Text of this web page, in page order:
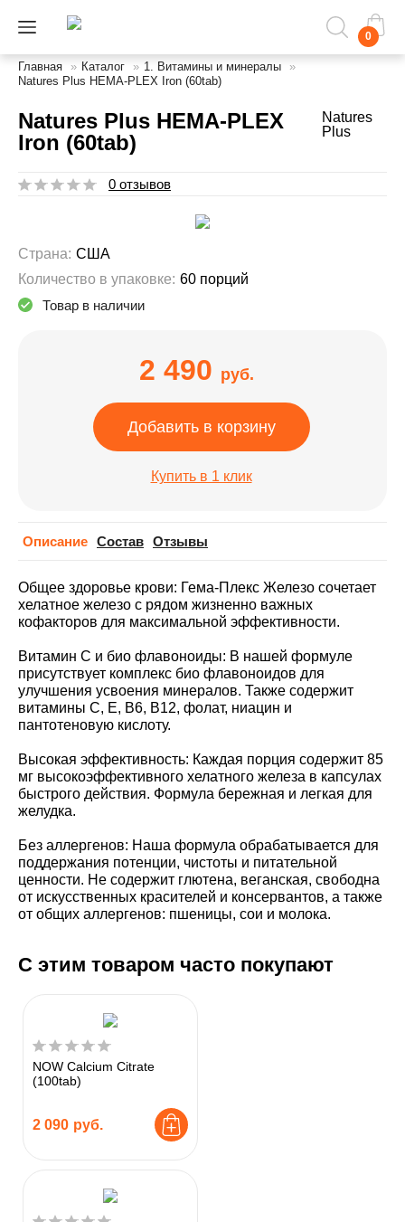
0
Главная » Каталог » 1. Витамины и минералы
»
Natures Plus HEMA-PLEX Iron (60tab)
Natures Plus HEMA-PLEX
Iron (60tab)
Natures
Plus
0 отзывов
Страна: США
Количество в упаковке: 60 порций
Товар в наличии
2 490 руб.
Добавить в корзину
Купить в 1 клик
Описание Cостав Отзывы
Общее здоровье крови: Гема-Плекс Железо сочетает
хелатное железо с рядом жизненно важных
кофакторов для максимальной эффективности.
Витамин C и био флавоноиды: В нашей формуле
присутствует комплекс био флавоноидов для
улучшения усвоения минералов. Также содержит
витамины C, E, B6, B12, фолат, ниацин и
пантотеновую кислоту.
Высокая эффективность: Каждая порция содержит 85
мг высокоэффективного хелатного железа в капсулах
быстрого действия. Формула бережная и легкая для
желудка.
Без аллергенов: Наша формула обрабатывается для
поддержания потенции, чистоты и питательной
ценности. Не содержит глютена, веганская, свободна
от искусственных красителей и консервантов, а также
от общих аллергенов: пшеницы, сои и молока.
С этим товаром часто покупают
NOW Calcium Citrate
(100tab)
2 090 руб.